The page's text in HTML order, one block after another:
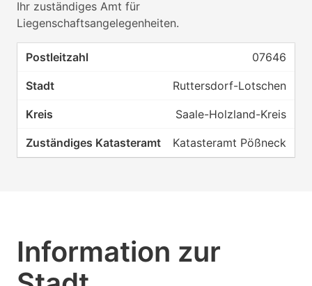
Ihr zuständiges Amt für
Liegenschaftsangelegenheiten.
07646
Ruttersdorf-Lotschen
Saale-Holzland-Kreis
Katasteramt Pößneck
Information zur